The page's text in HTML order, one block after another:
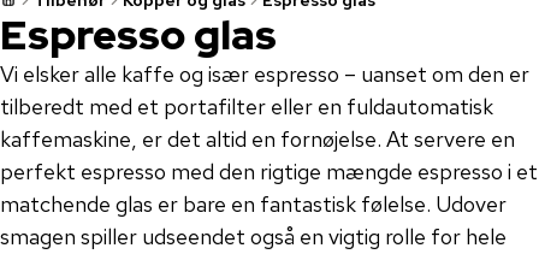
Espresso glas
Vi elsker alle kaffe og især espresso – uanset om den er
tilberedt med et portafilter eller en fuldautomatisk
kaffemaskine, er det altid en fornøjelse. At servere en
perfekt espresso med den rigtige mængde espresso i et
matchende glas er bare en fantastisk følelse. Udover
smagen spiller udseendet også en vigtig rolle for hele